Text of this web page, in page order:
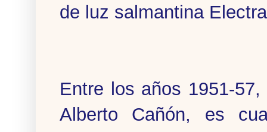
de luz salmantina
Entre los años 1951-
Alberto Cañón, es